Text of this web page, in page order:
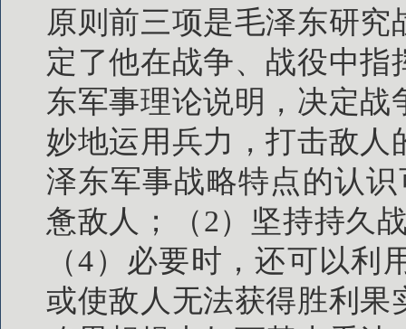
原则前三项是毛泽东研
定了他在战争、战役中
东军事理论说明，决定
妙地运用兵力，打击敌
泽东军事战略特点的认
惫敌人；（2）坚持持久
（4）必要时，还可以
或使敌人无法获得胜利果